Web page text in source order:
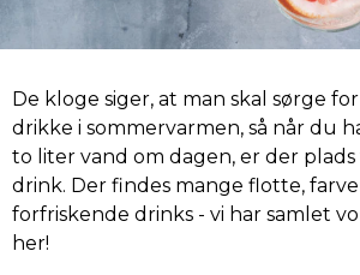
De kloge siger, at man skal sørge
drikke i sommervarmen, så når du
to liter vand om dagen, er der plads
drink. Der findes mange flotte,
forfriskende drinks - vi har samlet
her!